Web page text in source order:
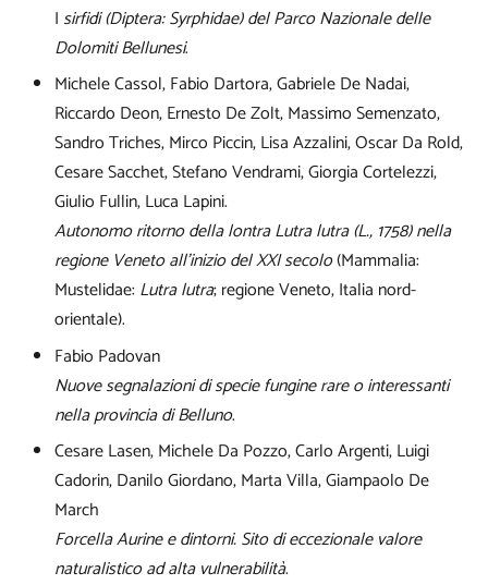
I sirfidi (Diptera: Syrphidae) del Parco Nazionale delle
Dolomiti Bellunesi.
Michele Cassol, Fabio Dartora, Gabriele De Nadai,
Riccardo Deon, Ernesto De Zolt, Massimo Semenzato,
Sandro Triches, Mirco Piccin, Lisa Azzalini, Oscar Da Rold,
Cesare Sacchet, Stefano Vendrami, Giorgia Cortelezzi,
Giulio Fullin, Luca Lapini.
Autonomo ritorno della lontra Lutra lutra (L., 1758) nella
regione Veneto all’inizio del XXI secolo(Mammalia:
Mustelidae: Lutra lutra; regione Veneto, Italia nord-
orientale).
Fabio Padovan
Nuove segnalazioni di specie fungine rare o interessanti
nella provincia di Belluno.
Cesare Lasen, Michele Da Pozzo, Carlo Argenti, Luigi
Cadorin, Danilo Giordano, Marta Villa, Giampaolo De
March
Forcella Aurine e dintorni. Sito di eccezionale valore
naturalistico ad alta vulnerabilità.